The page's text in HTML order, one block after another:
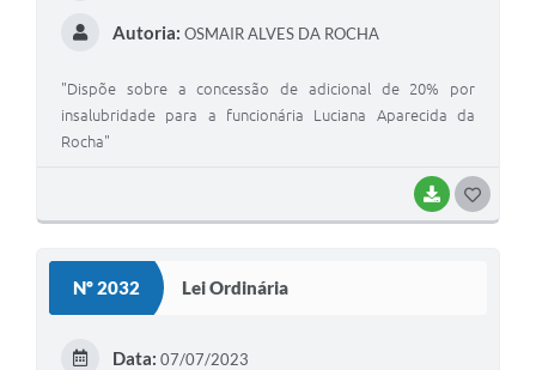
BAIXAR
Autoria: OSMAIR ALVES DA ROCHA
"Dispõe sobre a concessão de adicional de 20% por
insalubridade para a funcionária Luciana Aparecida da
Rocha"
Nº 2032 Lei Ordinária
Data: 07/07/2023